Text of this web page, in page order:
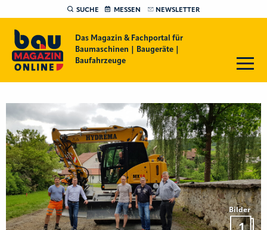
SUCHE MESSEN NEWSLETTER
Das Magazin & Fachportal für
Baumaschinen | Baugeräte |
Baufahrzeuge
Bilder
1